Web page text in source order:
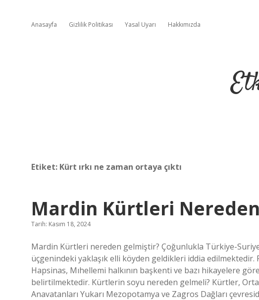
Anasayfa Gizlilik Politikası Yasal Uyarı Hakkımızda
Etiket: Kürt ırkı ne zaman ortaya çıktı
Mardin Kürtleri
Tarih: Kasım 18, 2024
Mardin Kürtleri nereden gelmiştir? Çoğunlukla Türkiye-
üçgenindeki yaklaşık elli köyden geldikleri iddia edilmektedir.
Hapsinas, Mıhellemi halkının başkenti ve bazı hikayelere
belirtilmektedir. Kürtlerin soyu nereden gelmeli? Kürtler,
Anavatanları Yukarı Mezopotamya ve Zagros Dağları